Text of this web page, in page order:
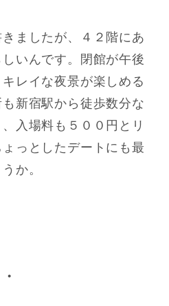
ましたが、４２階にあ
いんです。閉館が午後
レイな夜景が楽しめる
新宿駅から徒歩数分な
入場料も５００円とリ
っとしたデートにも最
か。